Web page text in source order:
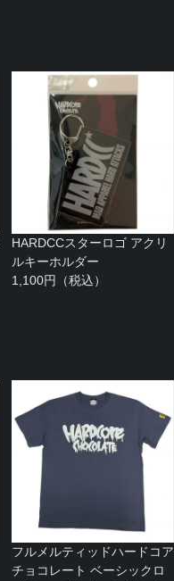
HARDCCスターロゴ アクリ
ルキーホルダー
1,100円（税込）
フルメルティッドハードコア
チョコレート ベーシックロ